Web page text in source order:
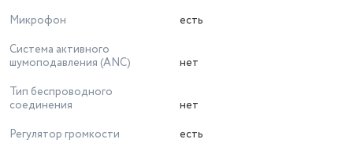
Микрофон
есть
Система активного
шумоподавления (ANC)
нет
Тип беспроводного
соединения
нет
Регулятор громкости
есть